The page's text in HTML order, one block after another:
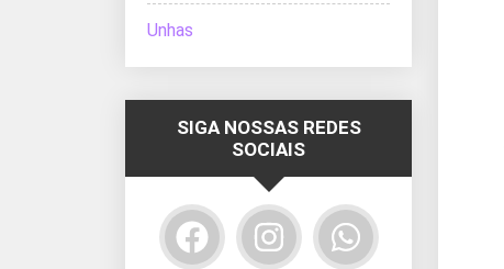
Unhas
SIGA NOSSAS REDES
SOCIAIS